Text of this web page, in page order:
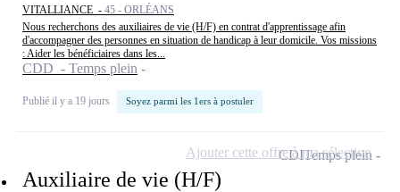
VITALLIANCE - 45 - ORLÉANS
Nous recherchons des auxiliaires de vie (H/F) en contrat d'apprentissage afin
d'accompagner des personnes en situation de handicap à leur domicile. Vos missions
: Aider les bénéficiaires dans les...
CDD - Temps plein
Publié il y a 19 jours Soyez parmi les 1ers à postuler
Auxiliaire de vie (H/F)
CDITemps plein
Ajouter cette offre à ma sélection